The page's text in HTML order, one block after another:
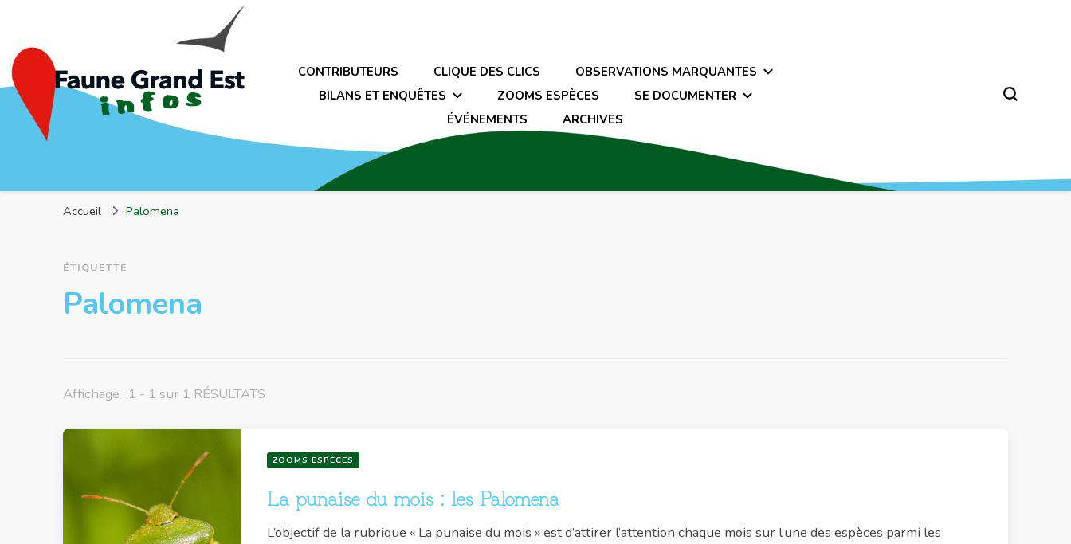
Faune Grand Est Infos
CONTRIBUTEURS CLIQUE DES CLICS
OBSERVATIONS MARQUANTES
BILANS ET ENQUÊTES
ZOOMS ESPÈCES
SE DOCUMENTER
ÉVÉNEMENTS
ARCHIVES
Accueil Palomena
ÉTIQUETTE
Palomena
Affichage : 1 - 1 sur 1 RÉSULTATS
ZOOMS ESPÈCES
La punaise du mois : les Palomena
L’objectif de la rubrique « La punaise du mois » est d’attirer l’attention chaque mois sur l’une des espèces parmi les